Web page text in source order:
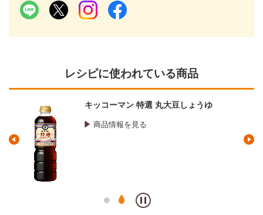
レシピに使われている商品
キッコーマン 特選 丸大豆しょうゆ
商品情報を見る